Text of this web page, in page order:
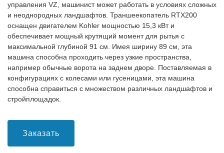
управления VZ, машинист может работать в условиях сложных
и неоднородных ландшафтов. Траншеекопатель RTX200
оснащен двигателем Kohler мощностью 15,3 кВт и
обеспечивает мощный крутящий момент для рытья с
максимальной глубиной 91 см. Имея ширину 89 см, эта
машина способна проходить через узкие пространства,
например обычные ворота на заднем дворе. Поставляемая в
конфигурациях с колесами или гусеницами, эта машина
способна справиться с множеством различных ландшафтов и
стройплощадок.
Заказать